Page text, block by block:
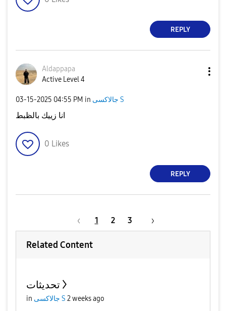
REPLY
Aldappapa
Active Level 4
‎03-15-2025 04:55 PM in جالاكسى S
انا زييك بالظبط
0 Likes
REPLY
1 2 3
Related Content
تحديثات
in جالاكسى S 2 weeks ago